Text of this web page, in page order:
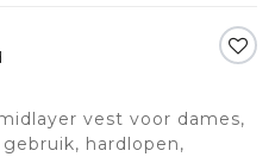
vest voor dames,
hardlopen,